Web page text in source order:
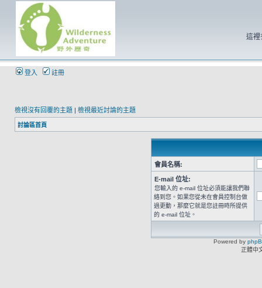
這裡
登入 註冊
檢視沒有回覆的主題 | 檢視最近討論的主題
討論區首頁
會員名稱:
E-mail 位址:
您輸入的 e-mail 位址必須能讓我們聯
絡到您。如果您從未在會員控制台做
過更動，那麼它就是您註冊時所提供
的 e-mail 位址。
Powered by
正體中